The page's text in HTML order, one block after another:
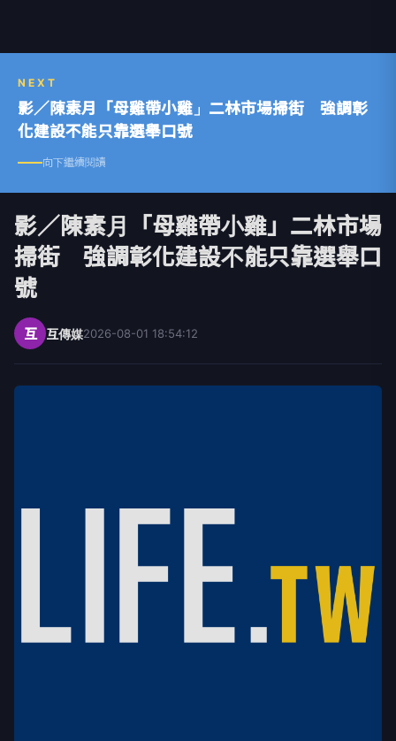
NEXT
影／陳素月「母雞帶小雞」二林市場掃街 強調彰
化建設不能只靠選舉口號
向下繼續閱讀
影／陳素月「母雞帶小雞」二林市場
掃街 強調彰化建設不能只靠選舉口
號
互 互傳媒2026-08-01 18:54:12